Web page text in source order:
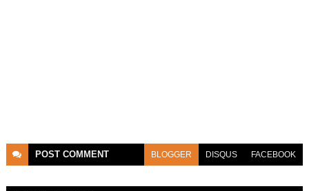
POST COMMENT BLOGGER DISQUS FACEBOOK